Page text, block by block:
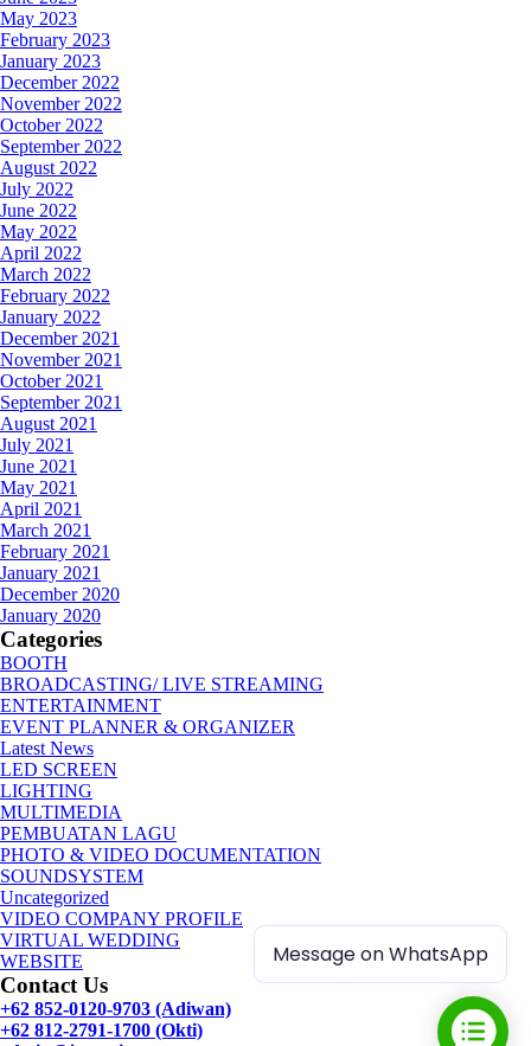
May 2023
February 2023
January 2023
December 2022
November 2022
October 2022
September 2022
August 2022
July 2022
June 2022
May 2022
April 2022
March 2022
February 2022
January 2022
December 2021
November 2021
October 2021
September 2021
August 2021
July 2021
June 2021
May 2021
April 2021
March 2021
February 2021
January 2021
December 2020
January 2020
Categories
BOOTH
BROADCASTING/ LIVE STREAMING
ENTERTAINMENT
EVENT PLANNER & ORGANIZER
Latest News
LED SCREEN
LIGHTING
MULTIMEDIA
PEMBUATAN LAGU
PHOTO & VIDEO DOCUMENTATION
SOUNDSYSTEM
Uncategorized
VIDEO COMPANY PROFILE
VIRTUAL WEDDING
WEBSITE
Contact Us
+62 852-0120-9703 (Adiwan)
+62 812-2791-1700 (Okti)
Message on WhatsApp